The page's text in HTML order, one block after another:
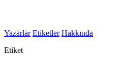
Yazarlar Etiketler Hakkında
Etiket